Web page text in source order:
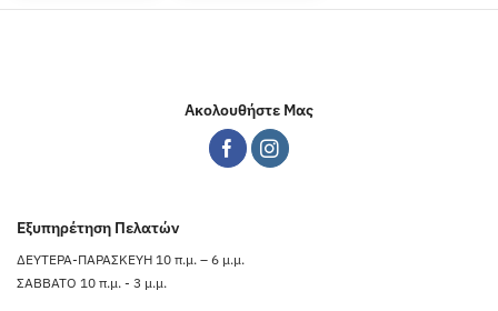
Ακολουθήστε Μας
Εξυπηρέτηση Πελατών
ΔΕΥΤΕΡΑ-ΠΑΡΑΣΚΕΥΗ 10 π.μ. – 6 μ.μ.
ΣΑΒΒΑΤΟ 10 π.μ. - 3 μ.μ.